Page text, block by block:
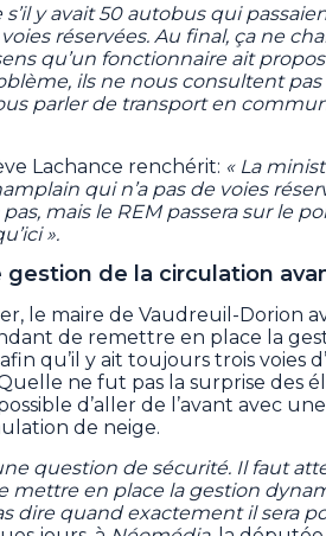
s’il y avait 50 autobus qui
réservées. Au final, ça ne
qu’un fonctionnaire ait
ils ne nous consultent
parler de transport en
Lachance renchérit: « La
qui n’a pas de voies
pas, mais le REM passera sur le
».
gestion de la circulation
le maire de Vaudreuil-Dorion
de remettre en place la
qu’il y ait toujours trois voies
ne fut pas la surprise des
d’aller de l’avant avec
de neige.
question de sécurité. Il faut
mettre en place la gestion
dire quand exactement il sera